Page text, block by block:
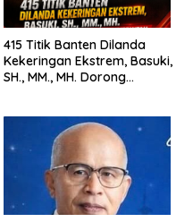
415 Titik Banten Dilanda
Kekeringan Ekstrem, Basuki,
SH., MM., MH. Dorong